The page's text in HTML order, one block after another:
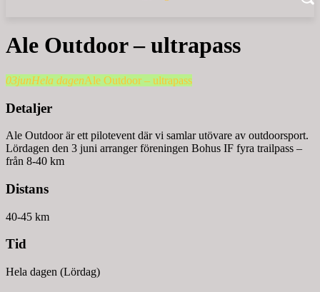
Ale Outdoor – ultrapass
03junHela dagenAle Outdoor – ultrapass
Detaljer
Ale Outdoor är ett pilotevent där vi samlar utövare av outdoorsport.
Lördagen den 3 juni arranger föreningen Bohus IF fyra trailpass –
från 8-40 km
Distans
40-45 km
Tid
Hela dagen (Lördag)